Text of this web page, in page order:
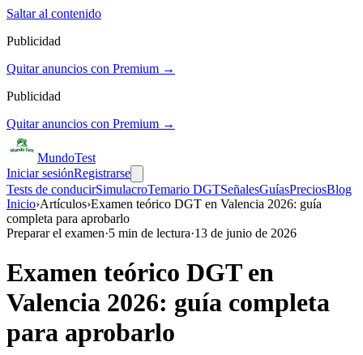
Saltar al contenido
Publicidad
Quitar anuncios con Premium →
Publicidad
Quitar anuncios con Premium →
MundoTest
Iniciar sesiónRegistrarse
Tests de conducirSimulacroTemario DGTSeñalesGuíasPreciosBlog
Inicio›Artículos›Examen teórico DGT en Valencia 2026: guía
completa para aprobarlo
Preparar el examen·5 min de lectura·13 de junio de 2026
Examen teórico DGT en
Valencia 2026: guía completa
para aprobarlo